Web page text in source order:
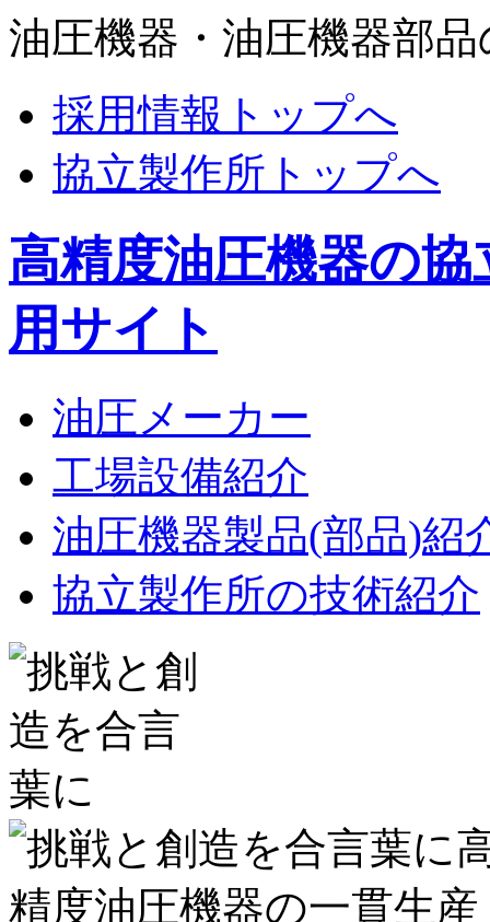
油圧機器・油圧機器部
採用情報トップへ
協立製作所トップへ
高精度油圧機器の
用サイト
油圧メーカー
工場設備紹介
油圧機器製品(部品)紹
協立製作所の技術紹介